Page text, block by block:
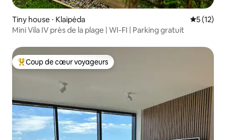
Tiny house ⋅ Klaipėda
5 (12)
Mini Vila IV près de la plage | WI-FI | Parking gratuit
Coups de cœur voyageurs les plus appréciés
Coup de cœur voyageurs